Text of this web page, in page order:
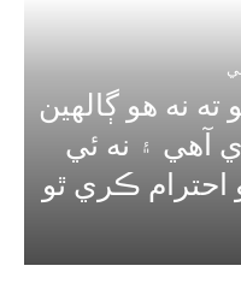
نه هو ڳالهين
آهي ۽ نه ئي
ڪري ٿو